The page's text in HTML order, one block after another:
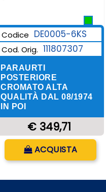
Codice DE0005-6KS
Cod. Orig. 111807307
PARAURTI
POSTERIORE
CROMATO ALTA
QUALITÀ DAL 08/1974
IN POI
€ 349,71
ACQUISTA